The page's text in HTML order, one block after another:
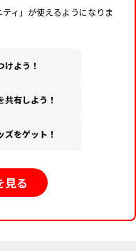
ィ」が使えるようになりま
よう！
有しよう！
をゲット！
見る